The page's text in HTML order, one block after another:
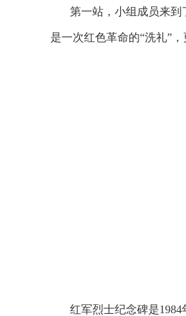
第一站，小组成员来
是一次红色革命的“洗礼”，
红军烈士纪念碑是1984